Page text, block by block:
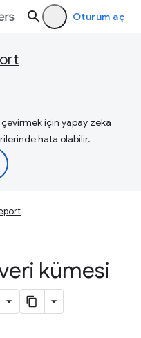
Oturum aç
için yapay zeka
hata olabilir.
kümesi